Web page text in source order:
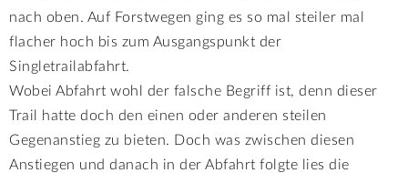
nach oben. Auf Forstwegen ging es so mal steiler mal
flacher hoch bis zum Ausgangspunkt der
Singletrailabfahrt.
Wobei Abfahrt wohl der falsche Begriff ist, denn dieser
Trail hatte doch den einen oder anderen steilen
Gegenanstieg zu bieten. Doch was zwischen diesen
Anstiegen und danach in der Abfahrt folgte lies die